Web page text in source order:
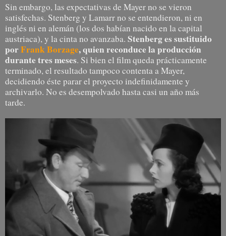
Sin embargo, las expectativas de Mayer no se vieron
satisfechas. Stenberg y Lamarr no se entendieron, ni en
inglés ni en alemán (los dos habían nacido en la capital
austriaca), y la cinta no avanzaba. Stenberg es sustituido
porFrank Borzage, quien reconduce la producción
durante tres meses. Si bien el film queda prácticamente
terminado, el resultado tampoco contenta a Mayer,
decidiendo éste parar el proyecto indefinidamente y
archivarlo. No es desempolvado hasta casi un año más
tarde.